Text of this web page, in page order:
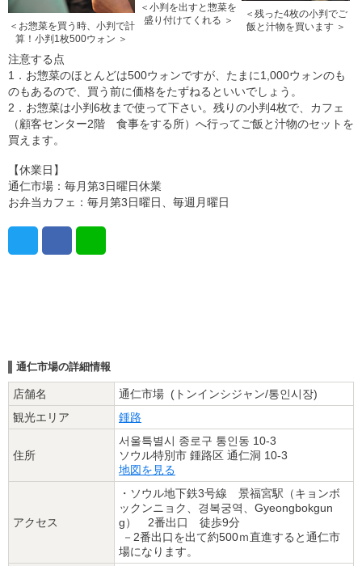
＜お惣菜を買う時、小判で計
算！小判1枚500ウォン ＞
＜小判を出すと惣菜を
盛り付けてくれる ＞
＜残った4枚の小判でご
飯と汁物を買います ＞
注意する点
1．お惣菜のほとんどは500ウォンですが、たまに1,000ウォンのも
のもあるので、買う前に価格をたずねるといいでしょう。
2．お惣菜は小判6枚まで使って下さい。残りの小判4枚で、カフェ
（顧客センター2階 食事をする所）へ行ってご飯と汁物のセットを
買えます。
【休業日】
通仁市場：毎月第3日曜日休業
お弁当カフェ：毎月第3日曜日、毎週月曜日
通仁市場の詳細情報
店舗名
通仁市場 (トンインシジャン/통인시장)
観光エリア
鍾路
住所
서울특별시 종로구 통인동 10-3
ソウル特別市 鍾路区 通仁洞 10-3
地図を見る
アクセス
・ソウル地下鉄3号線 景福宮駅（キョンボ
ックンニョク、경복궁역、Gyeongbokgun
g） 2番出口 徒歩9分
－2番出口を出て約500ｍ直進すると通仁市
場になります。